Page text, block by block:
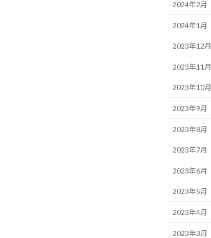
2024年2月
2024年1月
2023年12月
2023年11月
2023年10月
2023年9月
2023年8月
2023年7月
2023年6月
2023年5月
2023年4月
2023年3月